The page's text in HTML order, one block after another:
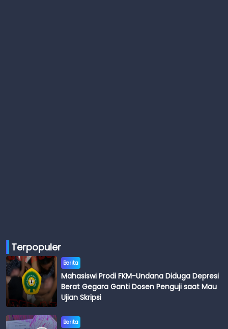
Terpopuler
Berita
Mahasiswi Prodi FKM-Undana Diduga Depresi
Berat Gegara Ganti Dosen Penguji saat Mau
Ujian Skripsi
Berita